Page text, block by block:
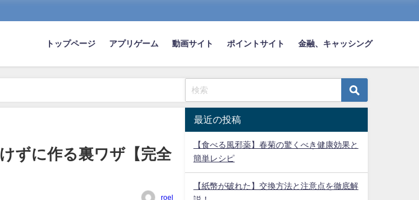
トップページ アプリゲーム 動画サイト ポイントサイト 金融、キャッシング
ずに作る裏ワザ【完全
roel
最近の投稿
【食べる風邪薬】春菊の驚くべき健康効果と
簡単レシピ
【紙幣が破れた】交換方法と注意点を徹底解